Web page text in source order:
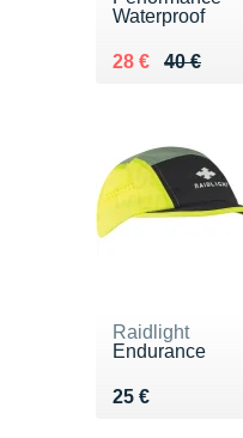
Waterproof
40 €
Au lieu de 40 €
28 €
Vendu 28 €
Raidlight
Endurance
25 €
Vendu 25 €